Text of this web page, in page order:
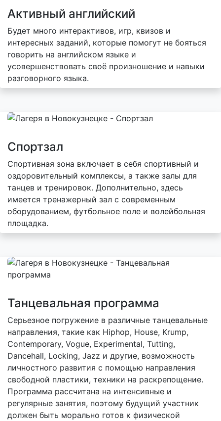
Активный английский
Будет много интерактивов, игр, квизов и
интересных заданий, которые помогут не бояться
говорить на английском языке и
усовершенствовать своё произношение и навыки
разговорного языка.
Спортзал
Спортивная зона включает в себя спортивный и
оздоровительный комплексы, а также залы для
танцев и тренировок. Дополнительно, здесь
имеется тренажерный зал с современным
оборудованием, футбольное поле и волейбольная
площадка.
Танцевальная программа
Серьезное погружение в различные танцевальные
направления, такие как Hiphop, House, Krump,
Contemporary, Vogue, Experimental, Tutting,
Dancehall, Locking, Jazz и другие, возможность
личностного развития с помощью направления
свободной пластики, техники на раскрепощение.
Программа рассчитана на интенсивные и
регулярные занятия, поэтому будущий участник
должен быть морально готов к физической